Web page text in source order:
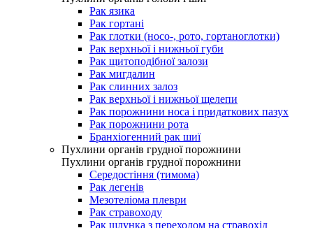
Рак язика
Рак гортані
Рак глотки (носо-, рото, гортаноглотки)
Рак верхньої і нижньої губи
Рак щитоподібної залози
Рак мигдалин
Рак слинних залоз
Рак верхньої і нижньої щелепи
Рак порожнини носа і придаткових пазух
Рак порожнини рота
Бранхіогенний рак шиї
Пухлини органів грудної порожнини
Пухлини органів грудної порожнини
Середостіння (тимома)
Рак легенів
Мезотеліома плеври
Рак стравоходу
Рак шлунка з переходом на стравохід